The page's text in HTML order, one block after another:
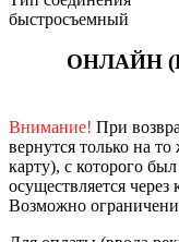
быстросъемный
ОНЛАЙН
Внимание! При
вернутся только на
карту), с которого
осуществляется
Возможно